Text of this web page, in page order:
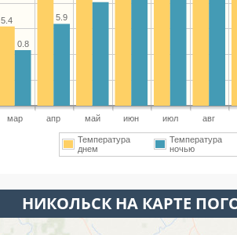
мар апр май июн июл авг
5.4 5.9
0.8
Температура
днем
Температура
ночью
НИКОЛЬСК НА КАРТЕ